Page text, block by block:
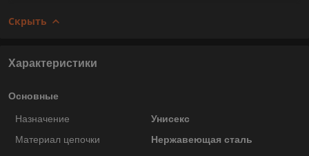
Скрыть
Характеристики
Основные
Назначение
Унисекс
Материал цепочки
Нержавеющая сталь